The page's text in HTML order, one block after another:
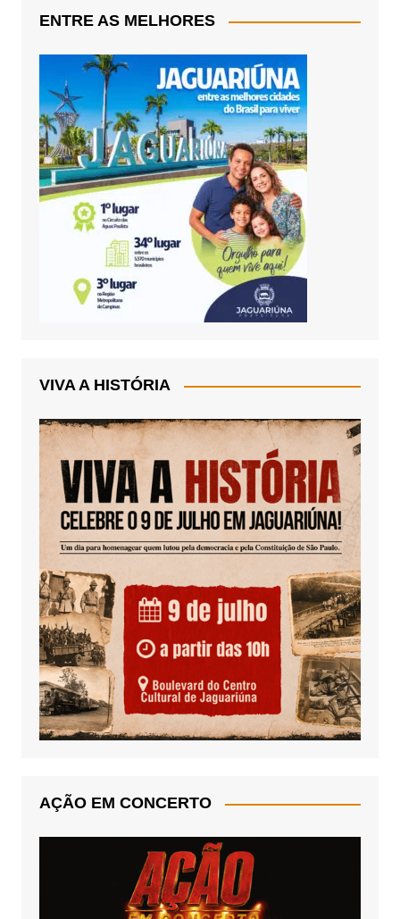
ENTRE AS MELHORES
VIVA A HISTÓRIA
AÇÃO EM CONCERTO